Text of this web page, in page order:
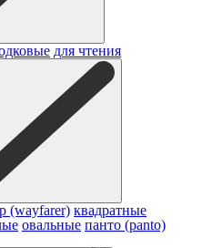
для чтения
(wayfarer) квадратные
овальные панто (panto)